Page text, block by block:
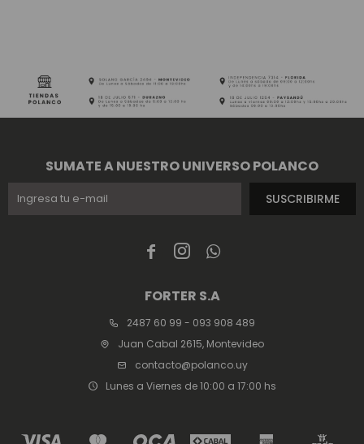
  
FORTER S.A
2487 60 99 - 093 908 489
Juan Cabal 2615, Montevideo
contacto@polanco.uy
Lunes a Viernes de 10:00 a 17:00 hs
SUMATE A NUESTRO UNIVERSO POLANCO
SUSCRIBIRME